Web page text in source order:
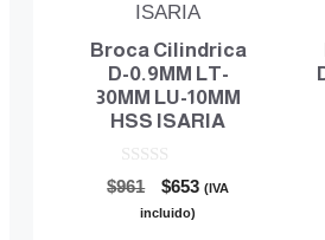
Broca Cilindrica
D-0.9MM LT-
30MM LU-10MM
HSS ISARIA
0
d
$961
El
precio
$653El(IVA
incluido)